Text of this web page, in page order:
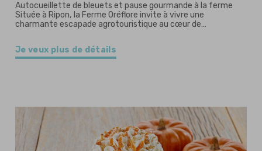
Autocueillette de bleuets et pause gourmande à la ferme
Située à Ripon, la Ferme Oréflore invite à vivre une
charmante escapade agrotouristique au cœur de…
Je veux plus de détails